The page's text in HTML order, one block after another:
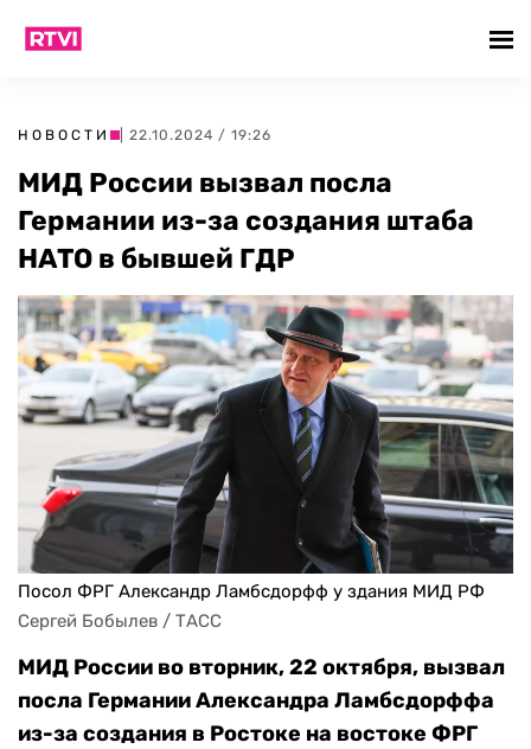
НОВОСТИ | 22.10.2024 / 19:26
МИД России вызвал посла
Германии из-за создания штаба
НАТО в бывшей ГДР
Посол ФРГ Александр Ламбсдорфф у здания МИД РФ
Сергей Бобылев / ТАСС
МИД России во вторник, 22 октября, вызвал
посла Германии Александра Ламбсдорффа
из-за создания в Ростоке на востоке ФРГ